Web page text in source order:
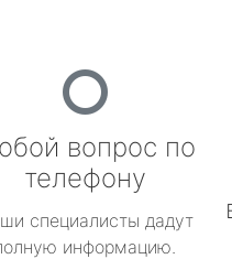
вопрос по
телефону
специалисты дадут
информацию.